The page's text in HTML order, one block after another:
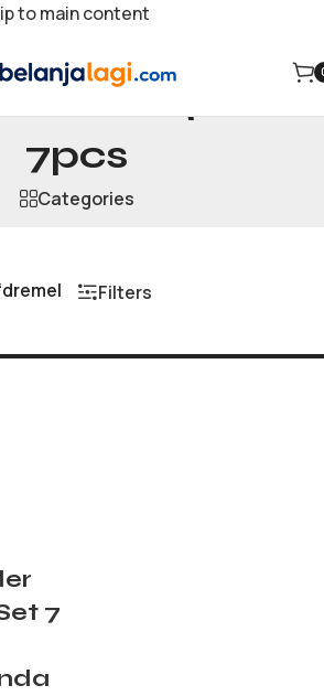
to main content
cutting set
7pcs
Categories
Filters
7